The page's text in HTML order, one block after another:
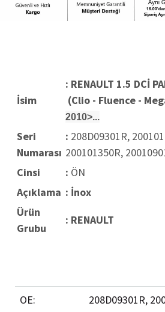
İsim
: RENAULT 1.5 DCİ
(Clio - Fluence -
2010>...
Seri
Numarası
: 208D09301R,
200101350R,
Cinsi
: ÖN
Açıklama : İnox
Ürün
Grubu
: RENAULT
OE:
208D09301R,